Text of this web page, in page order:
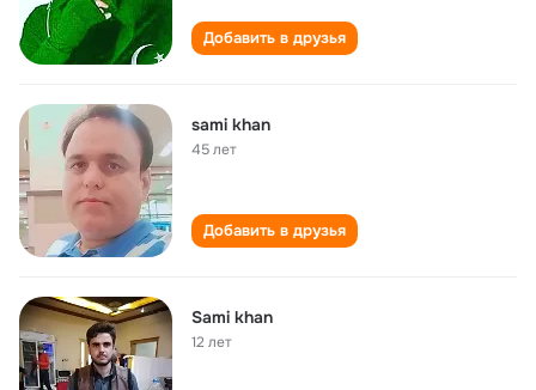
Добавить в друзья
sami khan
45 лет
Добавить в друзья
Sami khan
12 лет